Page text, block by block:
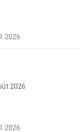
2026
2026
2026